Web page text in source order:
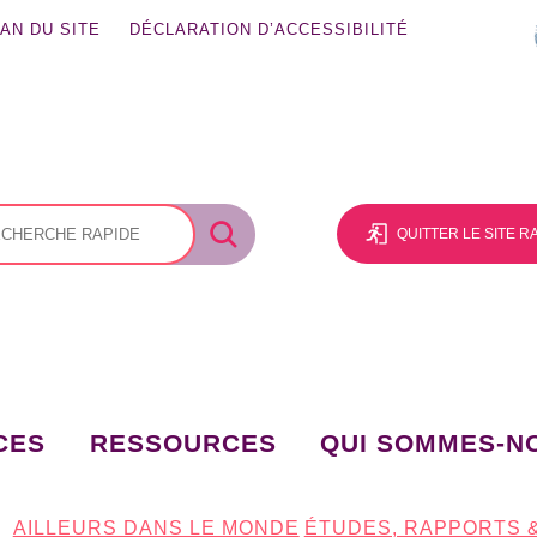
DU SITE DÉCLARATION D’ACCESSIBILITÉ
QUITTER LE SITE
RESSOURCES QUI SOMMES-
AILLEURS DANS LE MONDE ÉTUDES, RAPPORTS